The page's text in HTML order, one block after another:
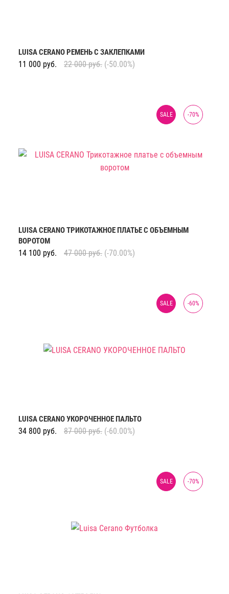
LUISA CERANO РЕМЕНЬ С ЗАКЛЕПКАМИ
11 000 руб. 22 000 руб. (-50.00%)
-70%
SALE
LUISA CERANO ТРИКОТАЖНОЕ ПЛАТЬЕ С ОБЪЕМНЫМ
ВОРОТОМ
14 100 руб. 47 000 руб. (-70.00%)
-60%
SALE
LUISA CERANO УКОРОЧЕННОЕ ПАЛЬТО
34 800 руб. 87 000 руб. (-60.00%)
-70%
SALE